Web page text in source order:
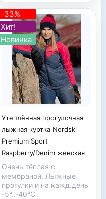
-33%
Хит!
Новинка
Утеплённая прогулочная
лыжная куртка Nordski
Premium Sport
Raspberry/Denim женская
Очень тёплая с
мембраной. Лыжные
прогулки и на кажд.день
-5°..-40°С